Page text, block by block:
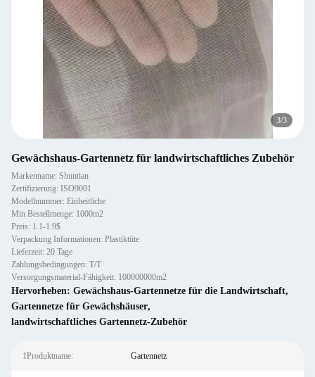
3/3
Gewächshaus-Gartennetz für landwirtschaftliches Zubehör
Markenname: Shuntian
Zertifizierung: ISO9001
Modellnummer: Einheitliche
Min Bestellmenge: 1000m2
Preis: 1.1-1.9$
Verpackung Informationen: Plastiktüte
Lieferzeit: 20 Tage
Zahlungsbedingungen: T/T
Versorgungsmaterial-Fähigkeit: 100000000m2
Hervorheben: Gewächshaus-Gartennetze für die Landwirtschaft,
Gartennetze für Gewächshäuser,
landwirtschaftliches Gartennetz-Zubehör
1Produktname: Gartennetz